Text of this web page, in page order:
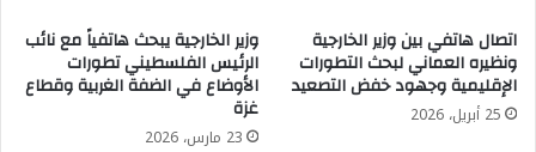
اتصال هاتفي بين وزير الخارجية
ونظيره العماني لبحث التطورات
الإقليمية وجهود خفض التصعيد
25 أبريل، 2026
وزير الخارجية يبحث هاتفياً مع نائب
الرئيس الفلسطيني تطورات
الأوضاع في الضفة الغربية وقطاع
غزة
23 مارس، 2026